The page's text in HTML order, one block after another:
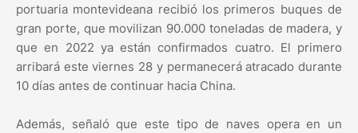
portuaria montevideana recibió los primeros buques de
gran porte, que movilizan 90.000 toneladas de madera, y
que en 2022 ya están confirmados cuatro. El primero
arribará este viernes 28 y permanecerá atracado durante
10 días antes de continuar hacia China.
Además, señaló que este tipo de naves opera en un